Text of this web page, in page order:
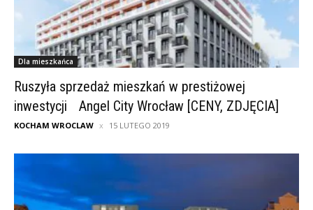
Dla mieszkańca
Ruszyła sprzedaż mieszkań w prestiżowej
inwestycji Angel City Wrocław [CENY, ZDJĘCIA]
KOCHAM WROCLAW 15 LUTEGO 2019